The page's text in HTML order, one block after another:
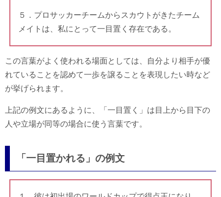
５．プロサッカーチームからスカウトがきたチーム
メイトは、私にとって一目置く存在である。
この言葉がよく使われる場面としては、自分より相手が優
れていることを認めて一歩を譲ることを表現したい時など
が挙げられます。
上記の例文にあるように、「一目置く」は目上から目下の
人や立場が同等の場合に使う言葉です。
「一目置かれる」の例文